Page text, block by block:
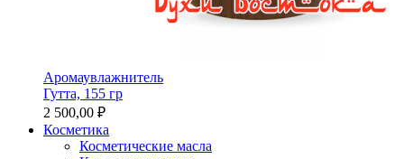
Аромаувлажнитель
Гутта, 155 гр
2 500,00 ₽
Косметика
Косметические масла